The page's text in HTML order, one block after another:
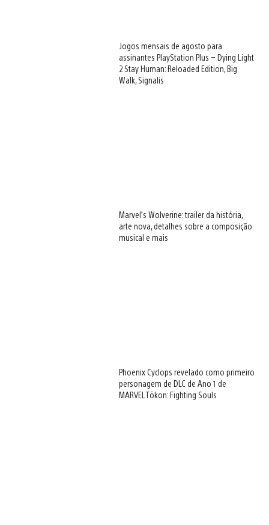
Jogos mensais de agosto para
assinantes PlayStation Plus – Dying Light
2 Stay Human: Reloaded Edition, Big
Walk, Signalis
Marvel’s Wolverine: trailer da história,
arte nova, detalhes sobre a composição
musical e mais
Phoenix Cyclops revelado como primeiro
personagem de DLC de Ano 1 de
MARVEL Tōkon: Fighting Souls